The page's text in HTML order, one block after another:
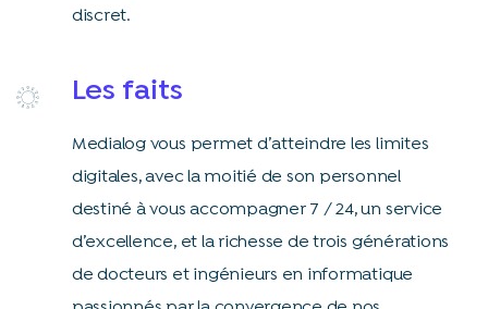
discret.
Les faits
Medialog vous permet d’atteindre les limites
digitales, avec la moitié de son personnel
destiné à vous accompagner 7 / 24, un service
d’excellence, et la richesse de trois générations
de docteurs et ingénieurs en informatique